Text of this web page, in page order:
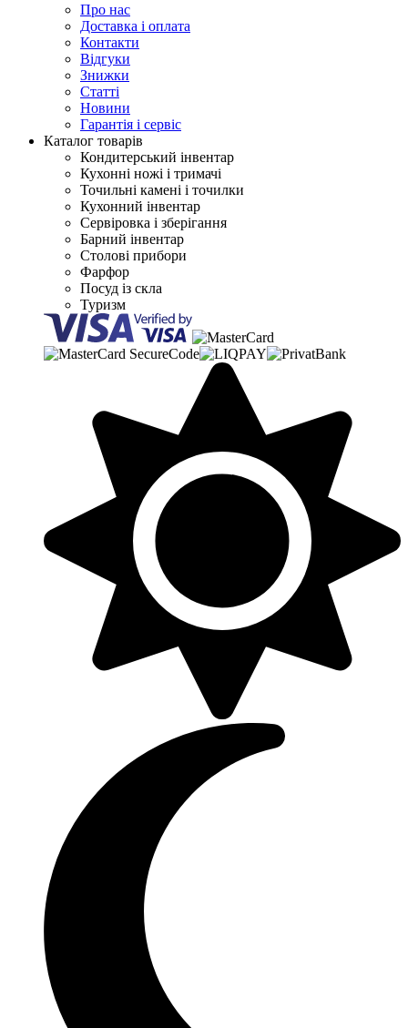
Про нас
Доставка і оплата
Контакти
Відгуки
Знижки
Статті
Новини
Гарантія і сервіс
Каталог товарів
Кондитерський інвентар
Кухонні ножі і тримачі
Точильні камені і точилки
Кухонний інвентар
Сервіровка і зберігання
Барний інвентар
Столові прибори
Фарфор
Посуд із скла
Туризм